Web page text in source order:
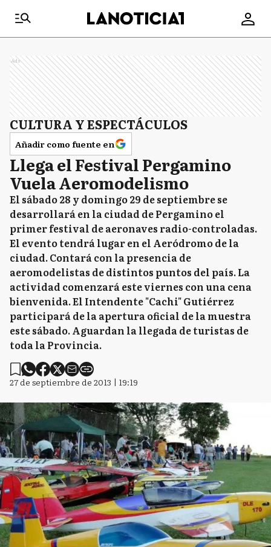
Ads
CULTURA Y ESPECTÁCULOS
Añadir como fuente en
Llega el Festival Pergamino
Vuela Aeromodelismo
El sábado 28 y domingo 29 de septiembre se
desarrollará en la ciudad de Pergamino el
primer festival de aeronaves radio-controladas.
El evento tendrá lugar en el Aeródromo de la
ciudad. Contará con la presencia de
aeromodelistas de distintos puntos del país. La
actividad comenzará este viernes con una cena
bienvenida. El Intendente "Cachi" Gutiérrez
participará de la apertura oficial de la muestra
este sábado. Aguardan la llegada de turistas de
toda la Provincia.
27 de septiembre de 2013 | 19:19